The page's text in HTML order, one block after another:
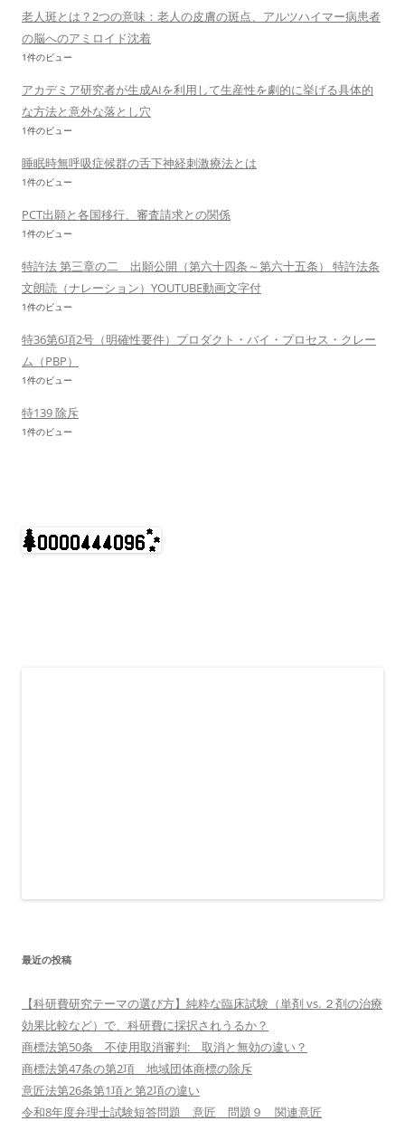
老人斑とは？2つの意味：老人の皮膚の斑点、アルツハイマー病患者
の脳へのアミロイド沈着
1件のビュー
アカデミア研究者が生成AIを利用して生産性を劇的に挙げる具体的
な方法と意外な落とし穴
1件のビュー
睡眠時無呼吸症候群の舌下神経刺激療法とは
1件のビュー
PCT出願と各国移行、審査請求との関係
1件のビュー
特許法 第三章の二 出願公開（第六十四条～第六十五条） 特許法条
文朗読（ナレーション）YOUTUBE動画文字付
1件のビュー
特36第6項2号（明確性要件）プロダクト・バイ・プロセス・クレー
ム（PBP）
1件のビュー
特139 除斥
1件のビュー
最近の投稿
【科研費研究テーマの選び方】純粋な臨床試験（単剤 vs. ２剤の治療
効果比較など）で、科研費に採択されうるか？
商標法第50条 不使用取消審判: 取消と無効の違い？
商標法第47条の第2項 地域団体商標の除斥
意匠法第26条第1項と第2項の違い
令和8年度弁理士試験短答問題 意匠 問題９ 関連意匠